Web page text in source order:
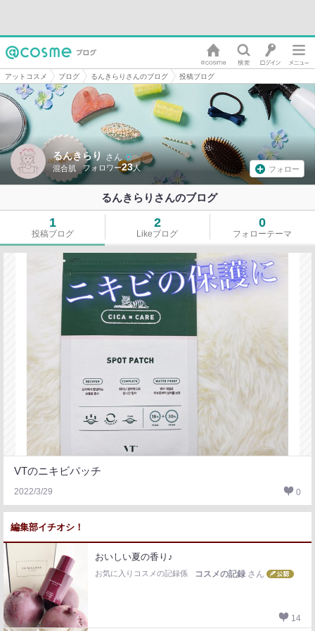
アットコスメ ブログ るんきらりさんのブログ 投稿ブログ
るんきらり さん
混合肌 23 フォロー
るんきらりさんのブログ
1
投稿ブログ
2
Likeブログ
0
フォローテーマ
VTのニキビパッチ
2022/3/29 0
編集部イチオシ！
おいしい夏の香り♪
お気に入りコスメの記録係 コスメの記録 さん
14